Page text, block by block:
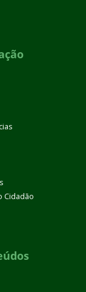
Cidadão